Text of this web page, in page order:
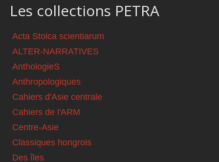
Les collections PETRA
Acta Stoica scientiarum
ALTER-NARRATIVES
AnthologieS
Anthropologiques
Cahiers d'Asie centrale
Cahiers de l'ARM
Centre-Asie
Classiques hongrois
Des îles